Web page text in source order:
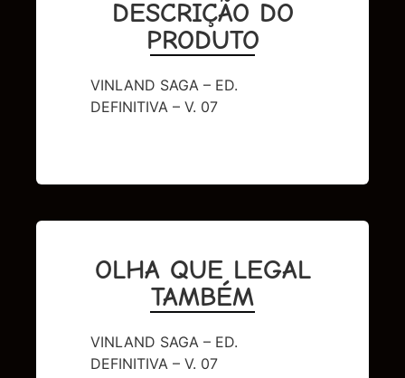
DESCRIÇÃO DO
PRODUTO
VINLAND SAGA – ED.
DEFINITIVA – V. 07
OLHA QUE LEGAL
TAMBÉM
VINLAND SAGA – ED.
DEFINITIVA – V. 07